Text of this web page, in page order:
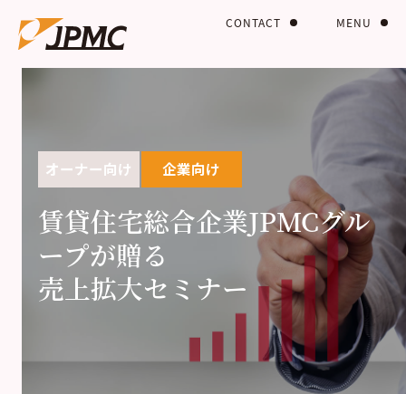
MENU
CONTACT
オーナー向け 企業向け
賃貸住宅総合企業JPMCグル
ープが贈る
売上拡大セミナー